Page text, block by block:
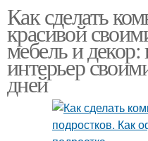
Как сделать
красивой
мебель и
интерьер
дней